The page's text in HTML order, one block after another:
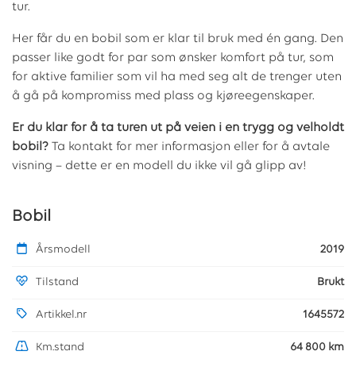
tur.
Her får du en bobil som er klar til bruk med én gang. Den
passer like godt for par som ønsker komfort på tur, som
for aktive familier som vil ha med seg alt de trenger uten
å gå på kompromiss med plass og kjøreegenskaper.
Er du klar for å ta turen ut på veien i en trygg og velholdt
bobil? Ta kontakt for mer informasjon eller for å avtale
visning – dette er en modell du ikke vil gå glipp av!
Bobil
Årsmodell 2019
Tilstand Brukt
Artikkel.nr 1645572
Km.stand 64 800 km